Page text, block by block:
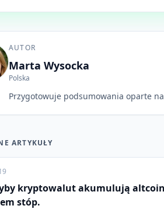
AUTOR
Marta Wysocka
Polska
Przygotowuje podsumowania oparte
ARTYKUŁY
kryptowalut akumulują
stóp.